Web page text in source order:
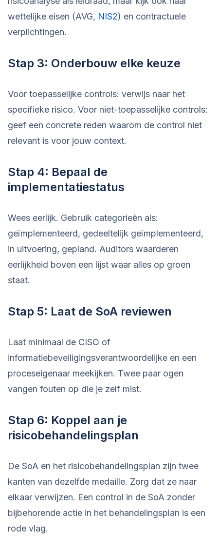
wettelijke eisen (AVG, NIS2) en contractuele
verplichtingen.
Stap 3: Onderbouw elke keuze
Voor toepasselijke controls: verwijs naar het
specifieke risico. Voor niet-toepasselijke controls:
geef een concrete reden waarom de control niet
relevant is voor jouw context.
Stap 4: Bepaal de
implementatiestatus
Wees eerlijk. Gebruik categorieën als:
geïmplementeerd, gedeeltelijk geïmplementeerd,
in uitvoering, gepland. Auditors waarderen
eerlijkheid boven een lijst waar alles op groen
staat.
Stap 5: Laat de SoA reviewen
Laat minimaal de CISO of
informatiebeveiligingsverantwoordelijke en een
proceseigenaar meekijken. Twee paar ogen
vangen fouten op die je zelf mist.
Stap 6: Koppel aan je
risicobehandelingsplan
De SoA en het risicobehandelingsplan zijn twee
kanten van dezelfde medaille. Zorg dat ze naar
elkaar verwijzen. Een control in de SoA zonder
bijbehorende actie in het behandelingsplan is een
rode vlag.